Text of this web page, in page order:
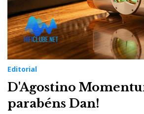
Editorial
D'Agostino
parabéns Dan!